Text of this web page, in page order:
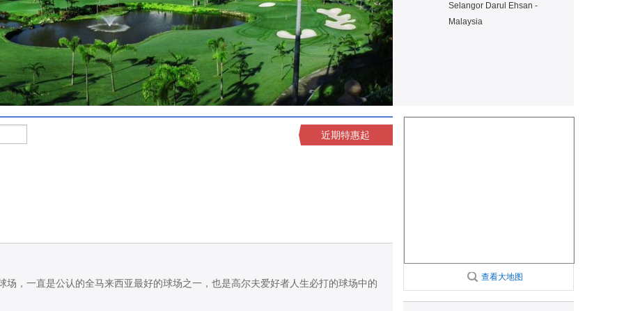
Selangor Darul Ehsan -
Malaysia
近期特惠起
，一直是公认的全马来西亚最好的球场之一，也是高尔夫爱好者人生必打的球场中的
查看大地图